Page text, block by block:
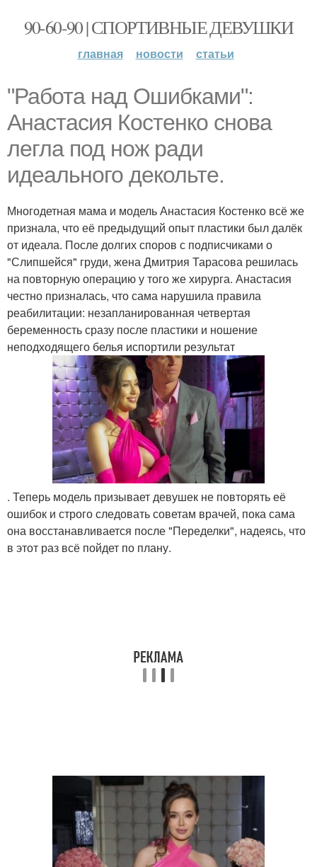
90-60-90 | СПОРТИВНЫЕ ДЕВУШКИ
главная новости статьи
"Работа над Ошибками":
Анастасия Костенко снова
легла под нож ради
идеального декольте.
Многодетная мама и модель Анастасия Костенко всё же
признала, что её предыдущий опыт пластики был далёк
от идеала. После долгих споров с подписчиками о
"Слипшейся" груди, жена Дмитрия Тарасова решилась
на повторную операцию у того же хирурга. Анастасия
честно призналась, что сама нарушила правила
реабилитации: незапланированная четвертая
беременность сразу после пластики и ношение
неподходящего белья испортили результат
. Теперь модель призывает девушек не повторять её
ошибок и строго следовать советам врачей, пока сама
она восстанавливается после "Переделки", надеясь, что
в этот раз всё пойдет по плану.